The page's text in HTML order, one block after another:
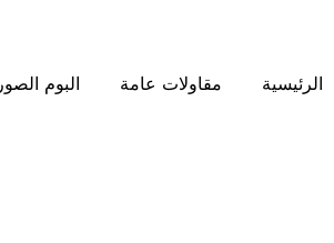
الرئيسية مقاولات عامة البوم الصور